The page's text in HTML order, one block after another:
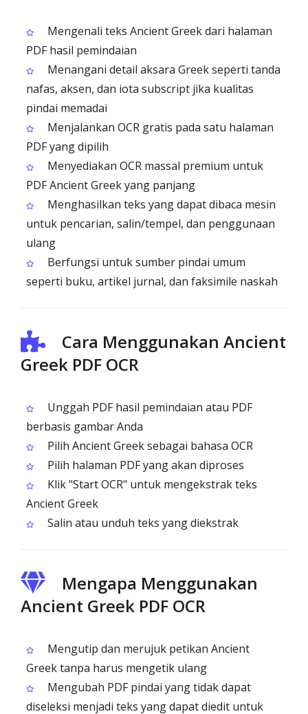
Mengenali teks Ancient Greek dari halaman
PDF hasil pemindaian
Menangani detail aksara Greek seperti tanda
nafas, aksen, dan iota subscript jika kualitas
pindai memadai
Menjalankan OCR gratis pada satu halaman
PDF yang dipilih
Menyediakan OCR massal premium untuk
PDF Ancient Greek yang panjang
Menghasilkan teks yang dapat dibaca mesin
untuk pencarian, salin/tempel, dan penggunaan
ulang
Berfungsi untuk sumber pindai umum
seperti buku, artikel jurnal, dan faksimile naskah
Cara Menggunakan Ancient
Greek PDF OCR
Unggah PDF hasil pemindaian atau PDF
berbasis gambar Anda
Pilih Ancient Greek sebagai bahasa OCR
Pilih halaman PDF yang akan diproses
Klik "Start OCR" untuk mengekstrak teks
Ancient Greek
Salin atau unduh teks yang diekstrak
Mengapa Menggunakan
Ancient Greek PDF OCR
Mengutip dan merujuk petikan Ancient
Greek tanpa harus mengetik ulang
Mengubah PDF pindai yang tidak dapat
diseleksi menjadi teks yang dapat diedit untuk